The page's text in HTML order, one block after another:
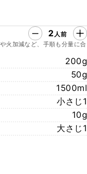
2 人前
火加減など、手順も分量に合
200g
50g
1500ml
小さじ1
10g
大さじ1